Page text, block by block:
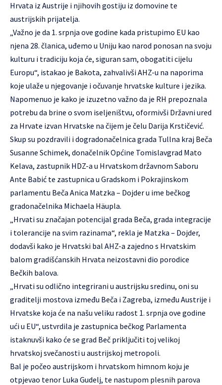
Hrvata iz Austrije i njihovih gostiju iz domovine te
austrijskih prijatelja.
„Važno je da 1. srpnja ove godine kada pristupimo EU kao
njena 28. članica, uđemo u Uniju kao narod ponosan na svoju
kulturu i tradiciju koja će, siguran sam, obogatiti cijelu
Europu“, istakao je Bakota, zahvalivši AHZ-u na naporima
koje ulaže u njegovanje i očuvanje hrvatske kulture i jezika.
Napomenuo je kako je izuzetno važno da je RH prepoznala
potrebu da brine o svom iseljeništvu, oformivši Državni ured
za Hrvate izvan Hrvatske na čijem je čelu Darija Krstičević.
Skup su pozdravili i dogradonačelnica grada Tullna kraj Beča
Susanne Schimek, donačelnik Općine Tomislavgrad Mato
Kelava, zastupnik HDZ-a u Hrvatskom državnom Saboru
Ante Babić te zastupnica u Gradskom i Pokrajinskom
parlamentu Beča Anica Matzka – Dojder u ime bečkog
gradonačelnika Michaela Häupla.
„Hrvati su značajan potencijal grada Beča, grada integracije
i tolerancije na svim razinama“, rekla je Matzka – Dojder,
dodavši kako je Hrvatski bal AHZ-a zajedno s Hrvatskim
balom gradišćanskih Hrvata neizostavni dio porodice
Bečkih balova.
„Hrvati su odlično integrirani u austrijsku sredinu, oni su
graditelji mostova između Beča i Zagreba, između Austrije i
Hrvatske koja će na našu veliku radost 1. srpnja ove godine
ući u EU“, ustvrdila je zastupnica bečkog Parlamenta
istaknuvši kako će se grad Beč priključiti toj velikoj
hrvatskoj svečanosti u austrijskoj metropoli.
Bal je počeo austrijskom i hrvatskom himnom koju je
otpjevao tenor Luka Gudelj, te nastupom plesnih parova